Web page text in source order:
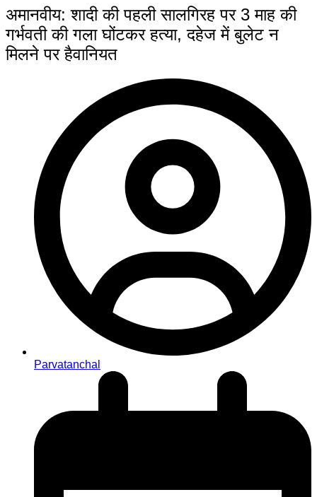
अमानवीय: शादी की पहली सालगिरह पर 3 माह की
गर्भवती की गला घोंटकर हत्या, दहेज में बुलेट न
मिलने पर हैवानियत
Parvatanchal